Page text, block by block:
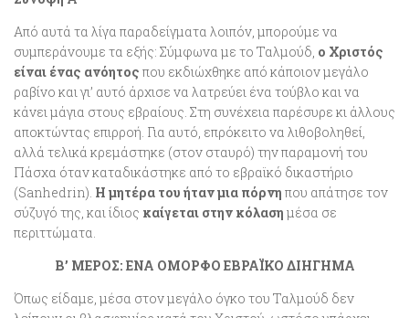
Από αυτά τα λίγα παραδείγματα λοιπόν, μπορούμε να
συμπεράνουμε τα εξής: Σύμφωνα με το Ταλμούδ, ο Χριστός
είναι ένας ανόητος που εκδιώχθηκε από κάποιον μεγάλο
ραβίνο και γι’ αυτό άρχισε να λατρεύει ένα τούβλο και να
κάνει μάγια στους εβραίους. Στη συνέχεια παρέσυρε κι άλλους
αποκτώντας επιρροή. Για αυτό, επρόκειτο να λιθοβοληθεί,
αλλά τελικά κρεμάστηκε (στον σταυρό) την παραμονή του
Πάσχα όταν καταδικάστηκε από το εβραϊκό δικαστήριο
(Sanhedrin). Η μητέρα του ήταν μια πόρνη που απάτησε τον
σύζυγό της, και ίδιος καίγεται στην κόλαση μέσα σε
περιττώματα.
Β’ ΜΕΡΟΣ: ΕΝΑ ΟΜΟΡΦΟ ΕΒΡΑΪΚΟ ΔΙΗΓΗΜΑ
Όπως είδαμε, μέσα στον μεγάλο όγκο του Ταλμούδ δεν